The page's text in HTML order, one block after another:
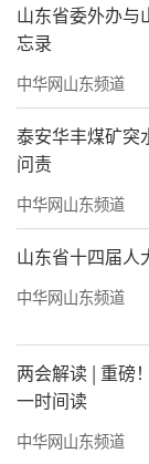
山东省委外办与
忘录
中华网山东频道
泰安华丰煤矿突
问责
中华网山东频道
山东省十四届人
中华网山东频道
两会解读 | 重磅
一时间读
中华网山东频道